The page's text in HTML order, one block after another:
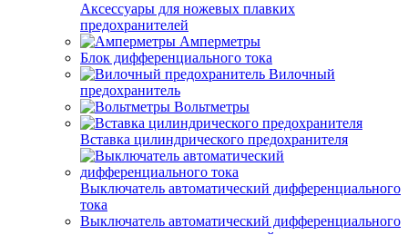
Аксессуары для ножевых плавких
предохранителей
Амперметры
Блок дифференциального тока
Вилочный
предохранитель
Вольтметры
Вставка цилиндрического предохранителя
Выключатель автоматический дифференциального
тока
Выключатель автоматический дифференциального